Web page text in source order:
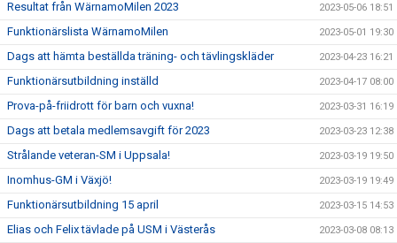
Resultat från WärnamoMilen 2023 2023-05-06 18:51
Funktionärslista WärnamoMilen 2023-05-01 19:30
Dags att hämta beställda träning- och tävlingskläder 2023-04-23 16:21
Funktionärsutbildning inställd 2023-04-17 08:00
Prova-på-friidrott för barn och vuxna! 2023-03-31 16:19
Dags att betala medlemsavgift för 2023 2023-03-23 12:38
Strålande veteran-SM i Uppsala! 2023-03-19 19:50
Inomhus-GM i Växjö! 2023-03-19 19:49
Funktionärsutbildning 15 april 2023-03-15 14:53
Elias och Felix tävlade på USM i Västerås 2023-03-08 08:13